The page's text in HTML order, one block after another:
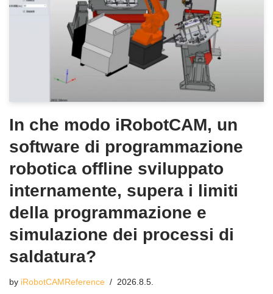
In che modo iRobotCAM, un
software di programmazione
robotica offline sviluppato
internamente, supera i limiti
della programmazione e
simulazione dei processi di
saldatura?
by iRobotCAMReference 2026.8.5.